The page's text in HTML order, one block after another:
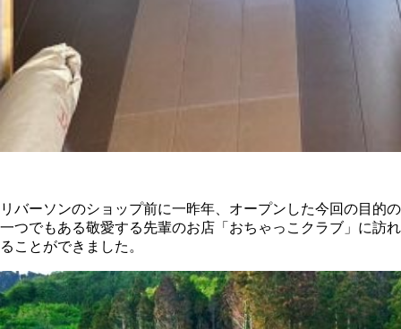
リバーソンのショップ前に一昨年、オープンした今回の目的の
一つでもある敬愛する先輩のお店「おちゃっこクラブ」に訪れ
ることができました。